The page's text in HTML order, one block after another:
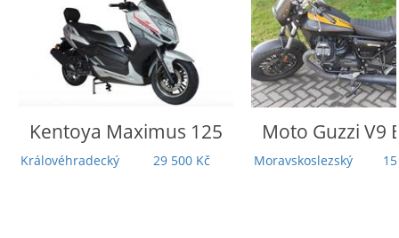
KentoyaMaximus 125
Královéhradecký 29 500 Kč
Moto GuzziV9
Moravskoslezský